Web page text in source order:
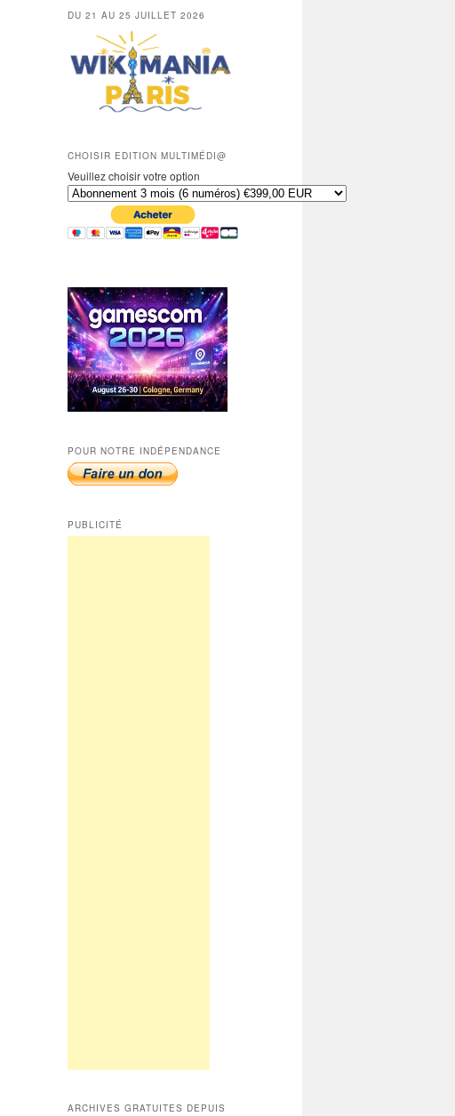
DU 21 AU 25 JUILLET 2026
CHOISIR EDITION MULTIMÉDI@
Veuillez choisir votre option
POUR NOTRE INDÉPENDANCE
PUBLICITÉ
ARCHIVES GRATUITES DEPUIS